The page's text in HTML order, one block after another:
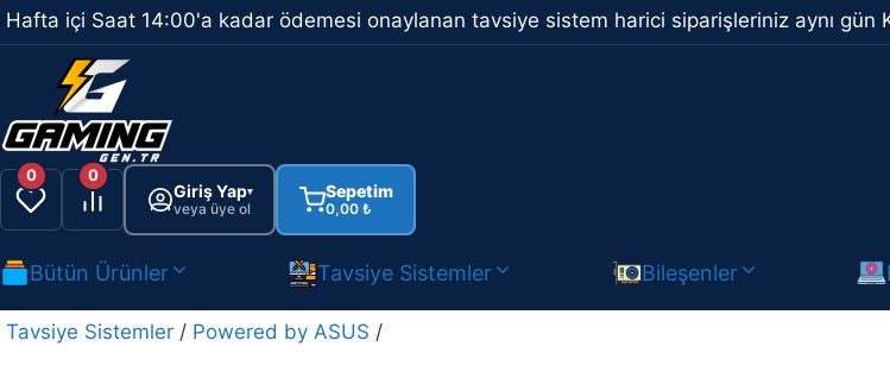
İçeriğe
atla
Hafta içi Saat 14:00'a kadar ödemesi onaylanan tavsiye sistem harici siparişleriniz aynı gün
0 0
Giriş Yap▾
veya üye ol
Sepetim
0,00 ₺
Bütün Ürünler Tavsiye Sistemler Bileşenler
Tavsiye Sistemler / Powered by ASUS /